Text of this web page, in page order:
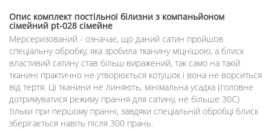
Опис комплект постільної білизни з компаньйоном
сімейний pt-028 сімейне
Мерсеризований - означає, що даний сатин пройшов
спеціальну обробку, яка зробила тканину міцнішою, а блиск
властивий сатину став більш виражений, так само на такій
тканині практично не утворюється котушок і вона не ворситься
від тертя. Ці тканини не линяють, мінімальна усадка (головне
дотримуватися режиму прання для сатину, не більше 30С)
тільки при першому пранні, завдяки спеціальній обробці блиск
зберігається навіть після 300 прань.